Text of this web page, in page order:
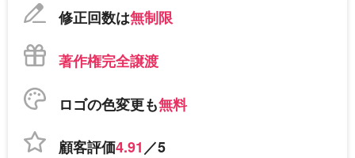
修正回数は無制限
著作権完全譲渡
ロゴの色変更も無料
顧客評価4.91／5